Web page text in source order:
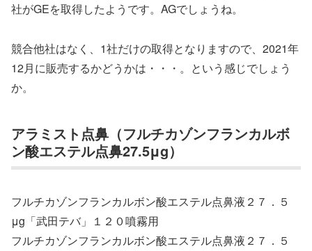
社がGEを取得したようです。AGでしょうね。
競合他社はなく、1社だけの取得となりますので、2021年
12月に販売するかどうかは・・・。という感じでしょう
か。
アラミスト点鼻（フルチカゾンフランカルボ
ン酸エステル点鼻27.5μg）
フルチカゾンフランカルボン酸エステル点鼻液２７．５
μg「武田テバ」１２０噴霧用
フルチカゾンフランカルボン酸エステル点鼻液２７．５